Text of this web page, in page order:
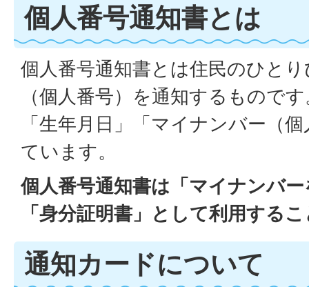
個人番号通知書とは
個人番号通知書とは住民のひと
（個人番号）を通知するもので
「生年月日」「マイナンバー（
ています。
個人番号通知書は「マイナンバ
「身分証明書」として利用する
通知カードについて